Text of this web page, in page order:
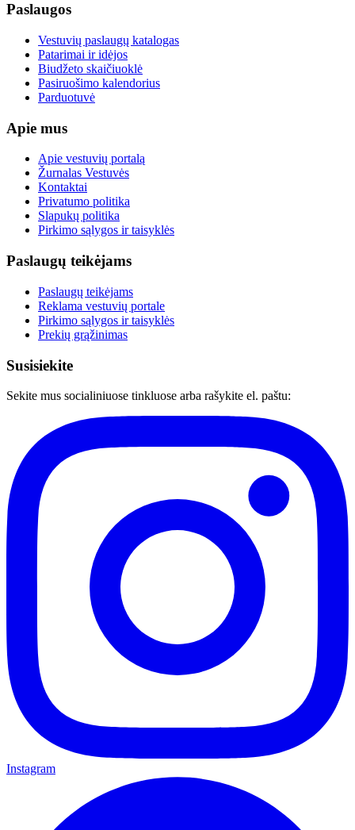
Paslaugos
Vestuvių paslaugų katalogas
Patarimai ir idėjos
Biudžeto skaičiuoklė
Pasiruošimo kalendorius
Parduotuvė
Apie mus
Apie vestuvių portalą
Žurnalas Vestuvės
Kontaktai
Privatumo politika
Slapukų politika
Pirkimo sąlygos ir taisyklės
Paslaugų teikėjams
Paslaugų teikėjams
Reklama vestuvių portale
Pirkimo sąlygos ir taisyklės
Prekių grąžinimas
Susisiekite
Sekite mus socialiniuose tinkluose arba rašykite el. paštu:
Instagram